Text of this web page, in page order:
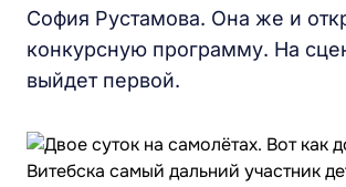
София Рустамова. Она же и
конкурсную программу. На
выйдет первой.